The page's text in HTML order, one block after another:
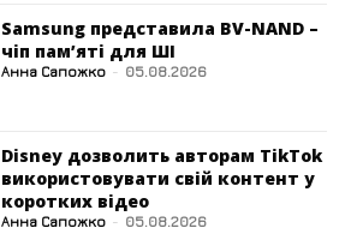
Samsung представила BV-NAND –
чіп пам’яті для ШІ
Анна Сапожко - 05.08.2026
Disney дозволить авторам TikTok
використовувати свій контент у
коротких відео
Анна Сапожко - 05.08.2026